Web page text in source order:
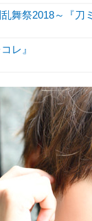
舞祭2018～『刀
レ』